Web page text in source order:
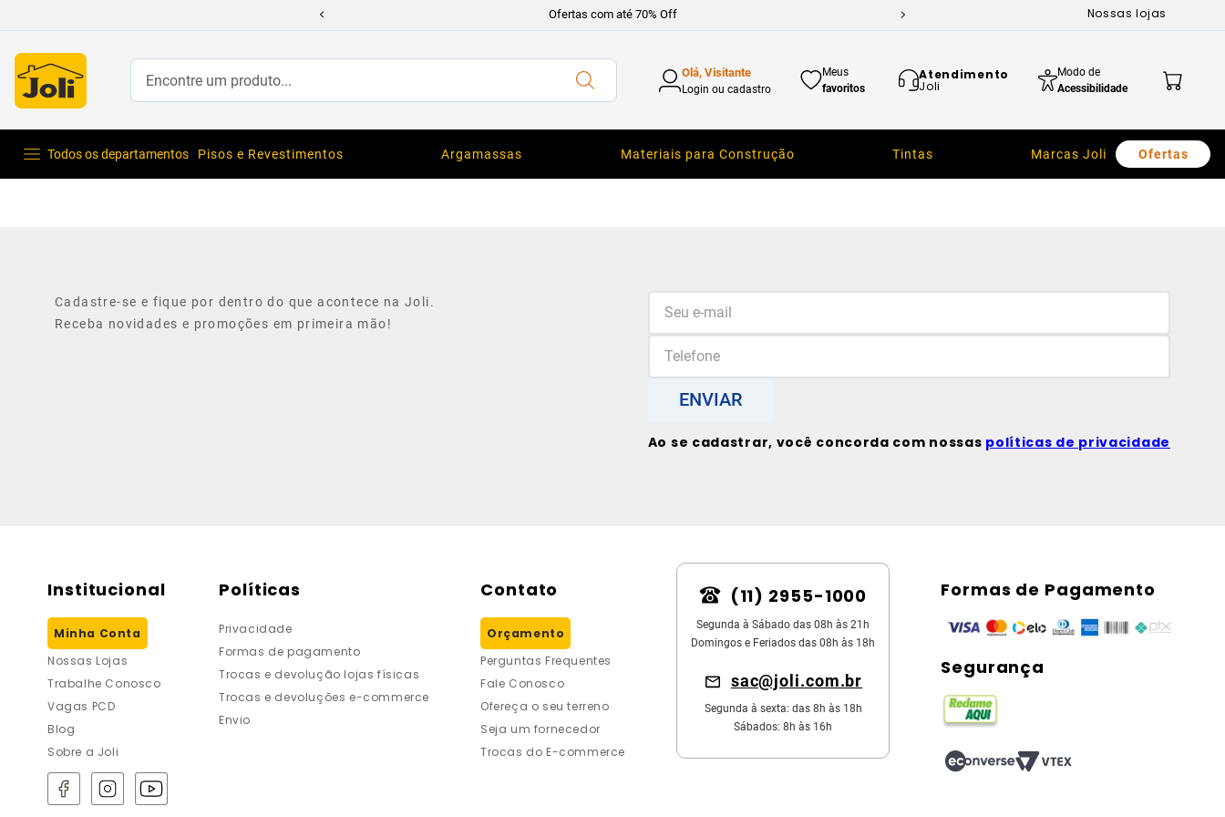
Ofertas com até 70% Off Nossas lojas
Encontre um produto... Olá, Visitante
Login ou cadastro
Meus
favoritos
Atendimento
Joli
Modo de
Acessibilidade
Todos os departamentos Pisos e Revestimentos Argamassas Materiais para Construção Tintas Marcas Joli Ofertas
Cadastre-se e fique por dentro do que acontece na Joli.
Receba novidades e promoções em primeira mão!
ENVIAR
Ao se cadastrar, você concorda com nossas políticas de privacidade
Institucional
Minha Conta
Nossas Lojas
Trabalhe Conosco
Vagas PCD
Blog
Sobre a Joli
Políticas
Privacidade
Formas de pagamento
Trocas e devolução lojas físicas
Trocas e devoluções e-commerce
Envio
Contato
Orçamento
Perguntas Frequentes
Fale Conosco
Ofereça o seu terreno
Seja um fornecedor
Trocas do E-commerce
(11) 2955-1000
Segunda à Sábado das 08h às 21h
Domingos e Feriados das 08h às 18h
sac@joli.com.br
Segunda à sexta: das 8h às 18h
Sábados: 8h às 16h
Formas de Pagamento
Segurança